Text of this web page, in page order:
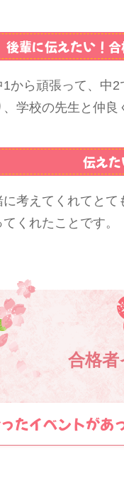
後輩に伝えたい！
から頑張って、中
学校の先生と仲良
伝え
考えてくれてと
くれたことです。
合格
たイベントがあ